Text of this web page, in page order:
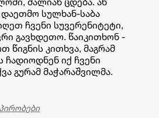
სულხან-საბა
ჩვენი სუვერენიტეტი,
გავხდეთო. წაიკითხონ -
წიგნის კითხვა, მაგრამ
ჩადიოდნენ იქ ჩვენი
გურამ მაჭარაშვილმა.